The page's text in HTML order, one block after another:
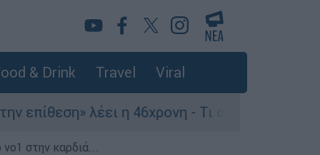
& Drink Travel Viral
λέει η 46χρονη - Τι αποκάλυψε στους
στην καρδιά...